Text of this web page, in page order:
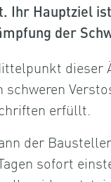
Ihr Hauptziel
der
dieser
schweren
erfüllt.
der
sofort